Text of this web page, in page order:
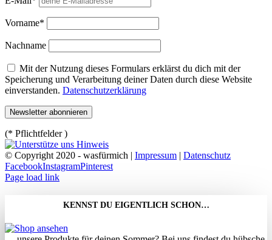
Vorname*
Nachname
Mit der Nutzung dieses Formulars erklärst du dich mit der
Speicherung und Verarbeitung deiner Daten durch diese Website
einverstanden. Datenschutzerklärung
(* Pflichtfelder )
© Copyright 2020 - wasfürmich | Impressum | Datenschutz
FacebookInstagramPinterest
Page load link
KENNST DU EIGENTLICH SCHON…